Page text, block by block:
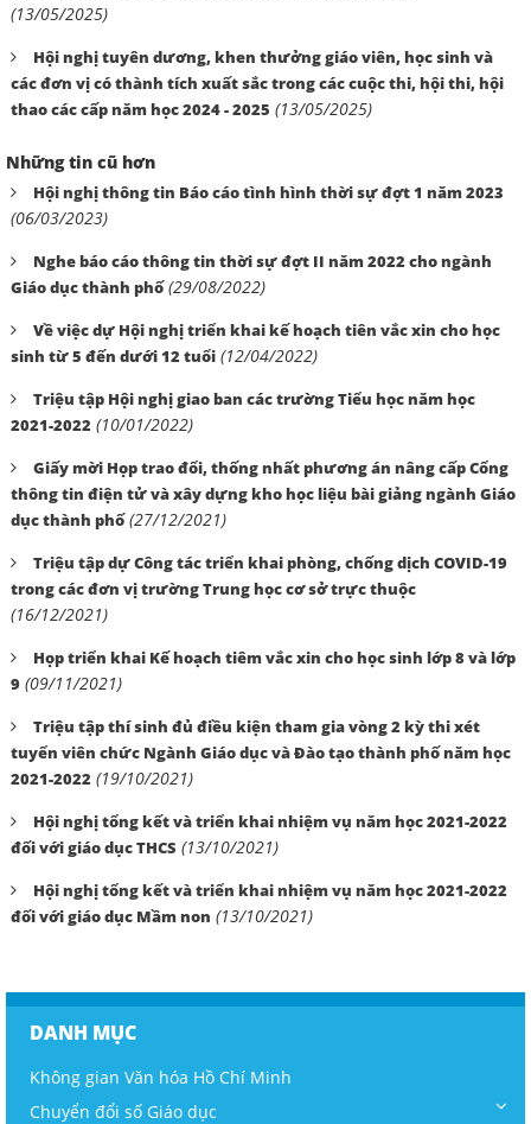
(13/05/2025)
Hội nghị tuyên dương, khen thưởng giáo viên, học sinh và
các đơn vị có thành tích xuất sắc trong các cuộc thi, hội thi, hội
thao các cấp năm học 2024 - 2025 (13/05/2025)
Những tin cũ hơn
Hội nghị thông tin Báo cáo tình hình thời sự đợt 1 năm 2023
(06/03/2023)
Nghe báo cáo thông tin thời sự đợt II năm 2022 cho ngành
Giáo dục thành phố (29/08/2022)
Về việc dự Hội nghị triển khai kế hoạch tiên vắc xin cho học
sinh từ 5 đến dưới 12 tuổi (12/04/2022)
Triệu tập Hội nghị giao ban các trường Tiểu học năm học
2021-2022 (10/01/2022)
Giấy mời Họp trao đổi, thống nhất phương án nâng cấp Cổng
thông tin điện tử và xây dựng kho học liệu bài giảng ngành Giáo
dục thành phố (27/12/2021)
Triệu tập dự Công tác triển khai phòng, chống dịch COVID-19
trong các đơn vị trường Trung học cơ sở trực thuộc
(16/12/2021)
Họp triển khai Kế hoạch tiêm vắc xin cho học sinh lớp 8 và lớp
9 (09/11/2021)
Triệu tập thí sinh đủ điều kiện tham gia vòng 2 kỳ thi xét
tuyển viên chức Ngành Giáo dục và Đào tạo thành phố năm học
2021-2022 (19/10/2021)
Hội nghị tổng kết và triển khai nhiệm vụ năm học 2021-2022
đối với giáo dục THCS (13/10/2021)
Hội nghị tổng kết và triển khai nhiệm vụ năm học 2021-2022
đối với giáo dục Mầm non (13/10/2021)
DANH MỤC
Không gian Văn hóa Hồ Chí Minh
Chuyển đổi số Giáo dục